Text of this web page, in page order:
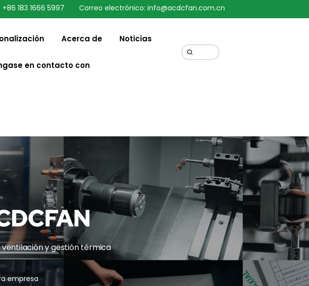
183 1666 5997 Correo electrónico: info@acdcfan.com.cn
Acerca de Noticias
en contacto con
ventilación y gestión térmica
empresa